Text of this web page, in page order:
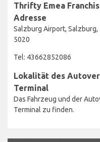
Thrifty Emea
Adresse
Salzburg Airport, Salzburg,
5020
Tel: 43662852086
Lokalität des
Terminal
Das Fahrzeug und der
Terminal zu finden.